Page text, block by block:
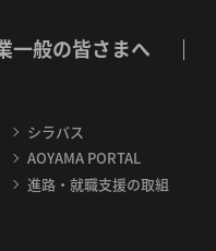
一般の皆さまへ
シラバス
AOYAMA PORTAL
進路・就職支援の取組